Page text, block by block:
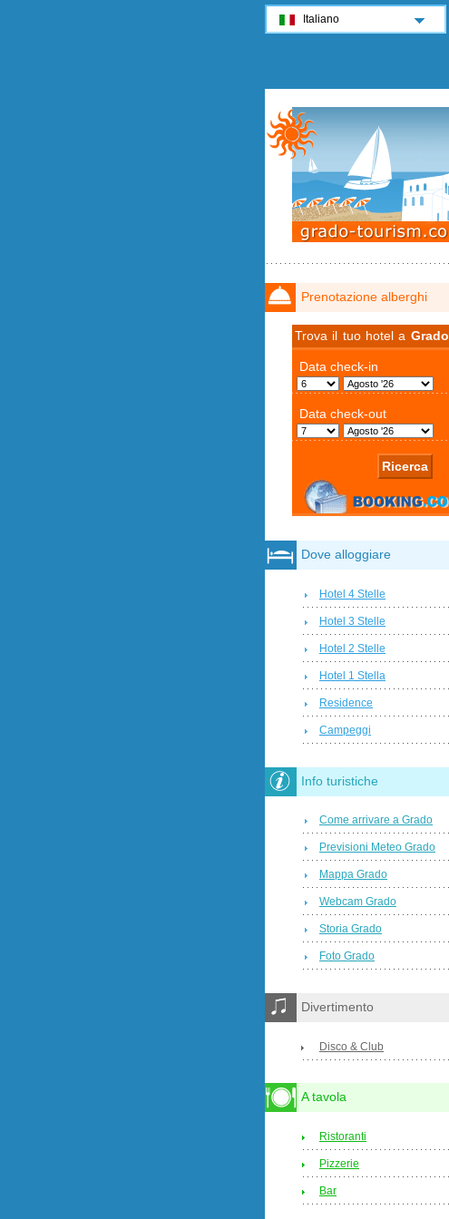
Prenotazione alberghi
Trova il tuo hotel a Grado
Dove alloggiare
Hotel 4 Stelle
Hotel 3 Stelle
Hotel 2 Stelle
Hotel 1 Stella
Residence
Campeggi
Info turistiche
Come arrivare a Grado
Previsioni Meteo Grado
Mappa Grado
Webcam Grado
Storia Grado
Foto Grado
Divertimento
Disco & Club
A tavola
Ristoranti
Pizzerie
Bar
Italiano